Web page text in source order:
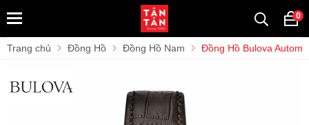
0
Trang chủ Đồng Hồ Đồng Hồ Nam Đồng Hồ Bulova